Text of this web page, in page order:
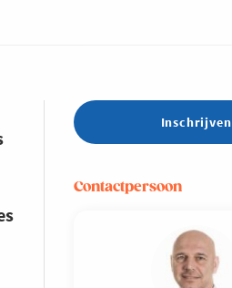
Inschrijven
Contactpersoon